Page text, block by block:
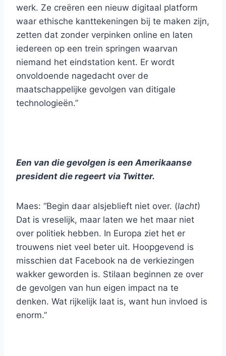
werk. Ze creëren een nieuw digitaal platform
waar ethische kanttekeningen bij te maken zijn,
zetten dat zonder verpinken online en laten
iedereen op een trein springen waarvan
niemand het eindstation kent. Er wordt
onvoldoende nagedacht over de
maatschappelijke gevolgen van ditigale
technologieën.”
Een van die gevolgen is een Amerikaanse
president die regeert via Twitter.
Maes: “Begin daar alsjeblieft niet over. (lacht)
Dat is vreselijk, maar laten we het maar niet
over politiek hebben. In Europa ziet het er
trouwens niet veel beter uit. Hoopgevend is
misschien dat Facebook na de verkiezingen
wakker geworden is. Stilaan beginnen ze over
de gevolgen van hun eigen impact na te
denken. Wat rijkelijk laat is, want hun invloed is
enorm.”